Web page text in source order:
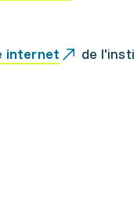
internet de